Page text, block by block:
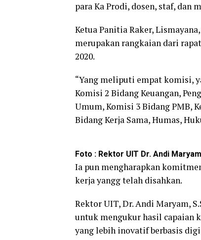
para Ka Prodi, dosen, staf, dan
Ketua Panitia Raker,
merupakan rangkaian dari
2020.
“Yang meliputi empat komisi,
Komisi 2 Bidang Keuangan,
Umum, Komisi 3 Bidang PMB,
Bidang Kerja Sama, Humas,
Foto : Rektor UIT Dr. Andi
Ia pun mengharapkan
kerja yangg telah disahkan.
Rektor UIT, Dr. Andi Maryam,
untuk mengukur hasil capaian
yang lebih inovatif berbasis